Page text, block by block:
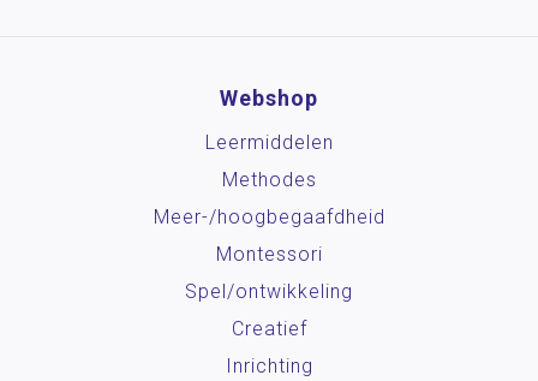
Webshop
Leermiddelen
Methodes
Meer-/hoog­begaafdheid
Montessori
Spel/ontwikkeling
Creatief
Inrichting